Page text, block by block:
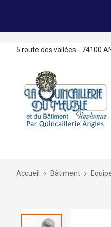
5 route des vallées - 74100
Accueil Bâtiment
Skip